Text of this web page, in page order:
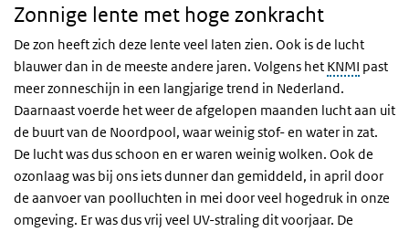
Zonnige lente met hoge zonkracht
De zon heeft zich deze lente veel laten zien. Ook is de lucht
blauwer dan in de meeste andere jaren. Volgens het KNMI past
meer zonneschijn in een langjarige trend in Nederland.
Daarnaast voerde het weer de afgelopen maanden lucht aan uit
de buurt van de Noordpool, waar weinig stof- en water in zat.
De lucht was dus schoon en er waren weinig wolken. Ook de
ozonlaag was bij ons iets dunner dan gemiddeld, in april door
de aanvoer van poolluchten in mei door veel hogedruk in onze
omgeving. Er was dus vrij veel UV-straling dit voorjaar. De